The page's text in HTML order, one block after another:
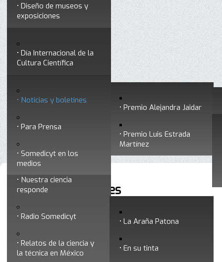
Socios vigentes
Consejo Directivo
profesionales
Premios a divulgadores Premio Alejandra Jaidar
Premio Luis Estrada
Martínez
Diseño de museos y
exposiciones
formar divulgadores
Día Internacional de la
Cultura Científica
Ciencia y Tecnología
Nuestra ciencia
responde
Radio Somedicyt La Araña Patona
En su tinta
Relatos de la ciencia y
la técnica en México
Noticias y boletines
Para Prensa
Somedicyt en los
medios
Contacto
Noticias y boletines
Noticias y boletines